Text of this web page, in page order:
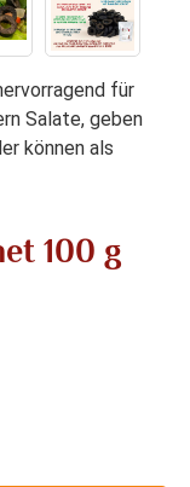
für
Salate, geben
können als
100 g